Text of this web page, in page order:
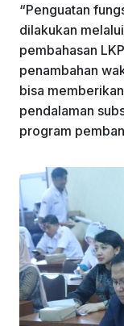
“Penguatan
dilakukan
pembahasan
penambahan
bisa
pendalaman
program